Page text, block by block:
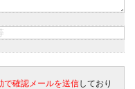
で確認メールを送信しており